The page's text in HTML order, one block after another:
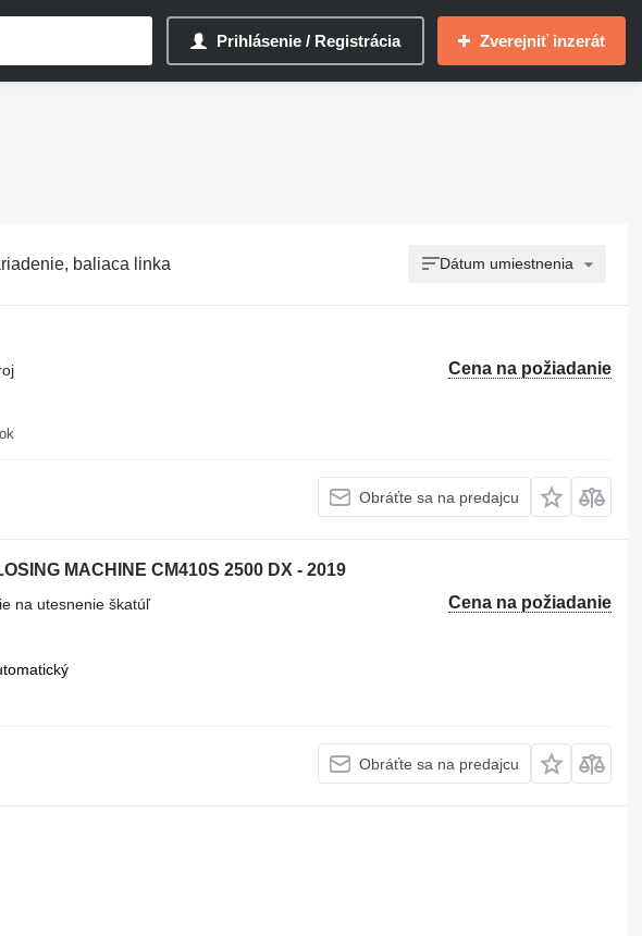
Prihlásenie / Registrácia Zverejniť inzerát
baliaca linka Dátum umiestnenia
Cena na požiadanie
Obráťte sa na predajcu
MACHINE CM410S 2500 DX - 2019
Cena na požiadanie
na utesnenie škatúľ
Obráťte sa na predajcu